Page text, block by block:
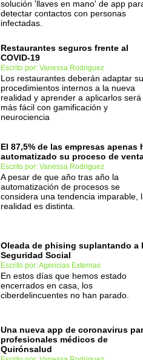
solución 'llaves en mano' de app
detectar contactos con personas
infectadas.
Restaurantes seguros frente al
COVID-19
Escrito por: Vanessa Rodriguez
Los restaurantes deberán adaptar
procedimientos internos a la nueva
realidad y aprender a aplicarlos será
más fácil con gamificación y
neurociencia
El 87,5% de las empresas apenas
automatizado su proceso de
Escrito por: Vanessa Rodriguez
A pesar de que año tras año la
automatización de procesos se
considera una tendencia imparable,
realidad es distinta.
Oleada de phising suplantando a
Seguridad Social
Escrito por: Agencias Externas
En estos días que hemos estado
encerrados en casa, los
ciberdelincuentes no han parado.
Una nueva app de coronavirus
profesionales médicos de
Quirónsalud